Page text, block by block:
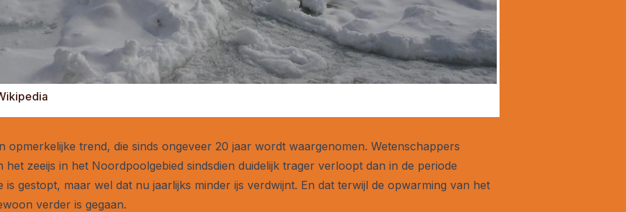
opmerkelijke trend, die sinds ongeveer 20 jaar wordt waargenomen. Wetenschappers
zeeijs in het Noordpoolgebied sindsdien duidelijk trager verloopt dan in de periode
is gestopt, maar wel dat nu jaarlijks minder ijs verdwijnt. En dat terwijl de opwarming van het
verder is gegaan.